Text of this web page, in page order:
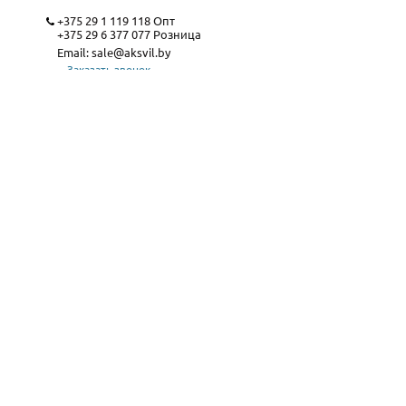
+375 29 1 119 118Опт
+375 29 6 377 077Розница
Email:sale@aksvil.by
Заказать звонок